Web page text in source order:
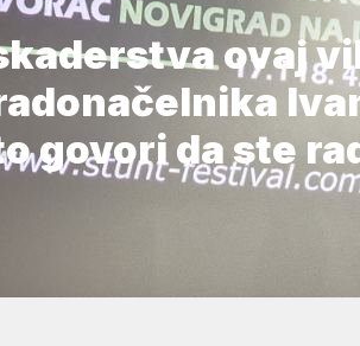
ovaj
govori da ste